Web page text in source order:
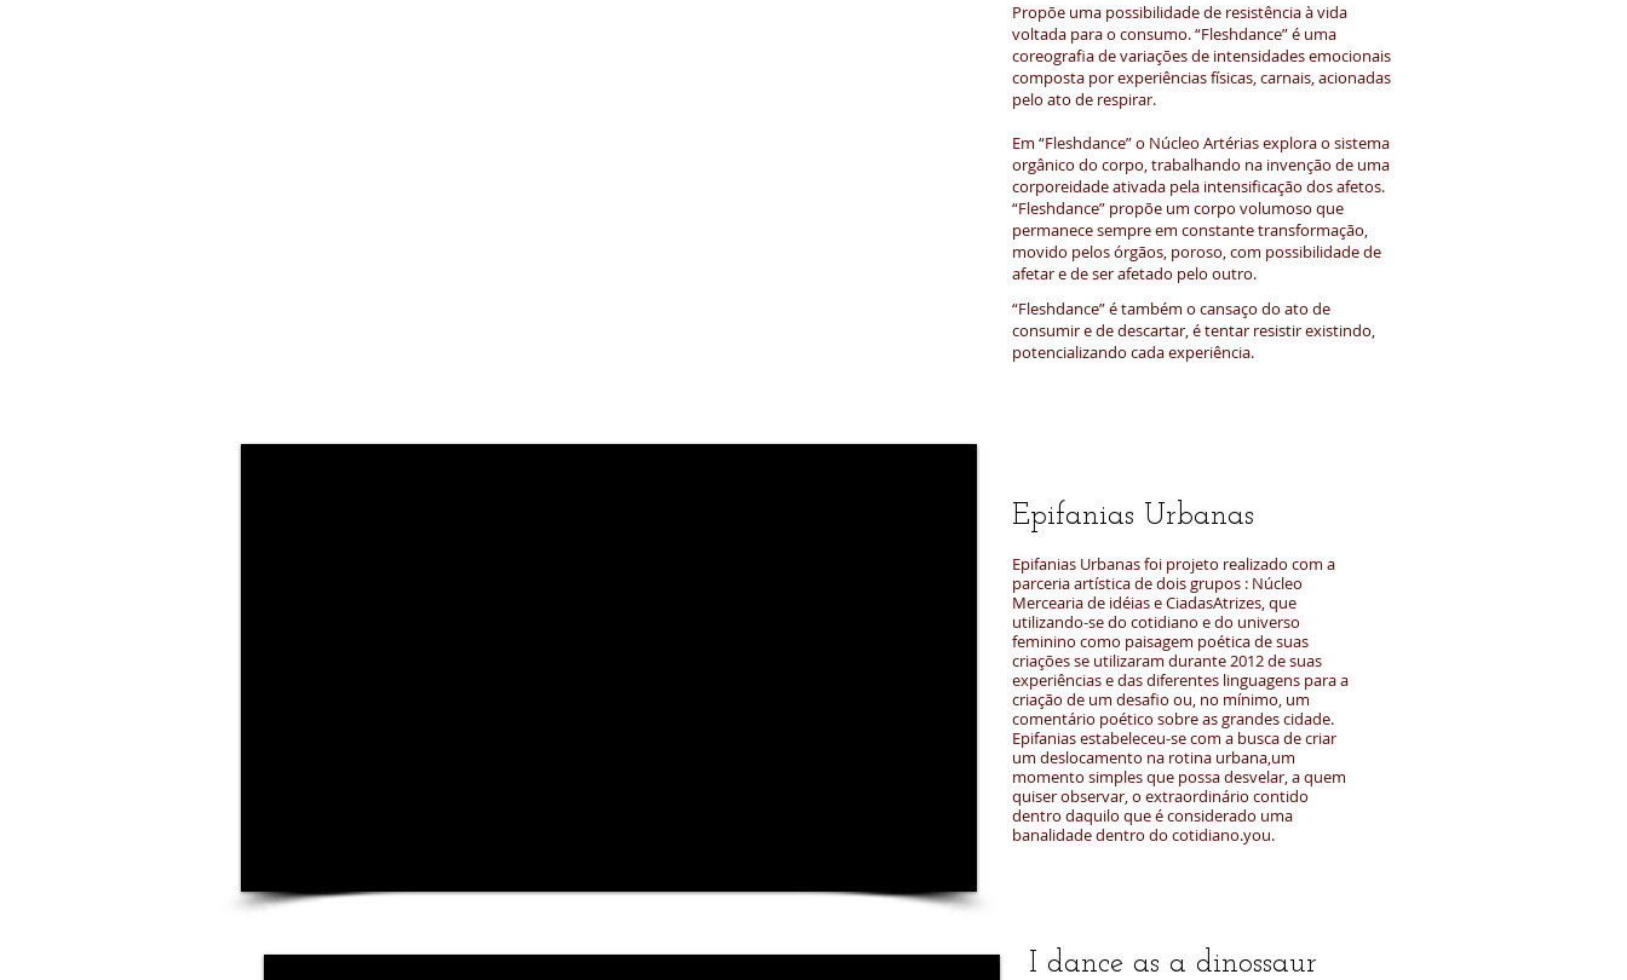
Propõe uma possibilidade de resistência à vida
voltada para o consumo. “Fleshdance” é uma
coreografia de variações de intensidades emocionais
composta por experiências físicas, carnais, acionadas
pelo ato de respirar.
Em “Fleshdance” o Núcleo Artérias explora o sistema
orgânico do corpo, trabalhando na invenção de uma
corporeidade ativada pela intensificação dos afetos.
“Fleshdance” propõe um corpo volumoso que
permanece sempre em constante transformação,
movido pelos órgãos, poroso, com possibilidade de
afetar e de ser afetado pelo outro.
“Fleshdance” é também o cansaço do ato de
consumir e de descartar, é tentar resistir existindo,
potencializando cada experiência.
Epifanias Urbanas
Epifanias Urbanas foi projeto realizado com a
parceria artística de dois grupos : Núcleo
Mercearia de idéias e CiadasAtrizes, que
utilizando-se do cotidiano e do universo
feminino como paisagem poética de suas
criações se utilizaram durante 2012 de suas
experiências e das diferentes linguagens para a
criação de um desafio ou, no mínimo, um
comentário poético sobre as grandes cidade.
Epifanias estabeleceu-se com a busca de criar
um deslocamento na rotina urbana,um
momento simples que possa desvelar, a quem
quiser observar, o extraordinário contido
dentro daquilo que é considerado uma
banalidade dentro do cotidiano.you.
I dance as a dinossaur